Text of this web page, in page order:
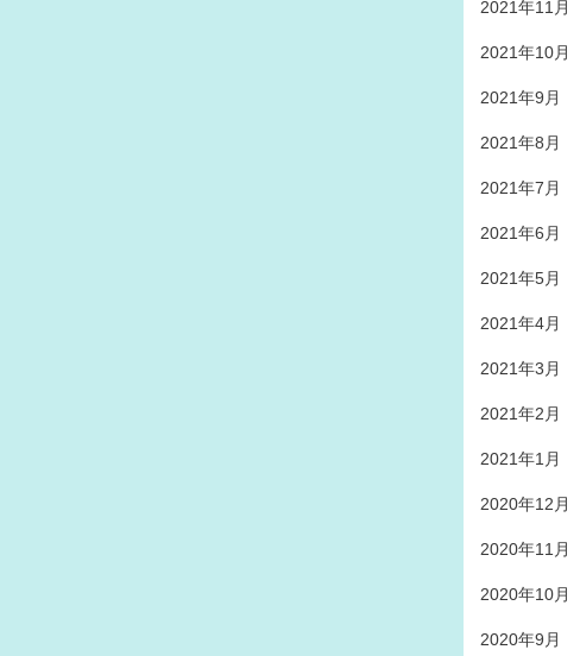
2021年11月
2021年10月
2021年9月
2021年8月
2021年7月
2021年6月
2021年5月
2021年4月
2021年3月
2021年2月
2021年1月
2020年12月
2020年11月
2020年10月
2020年9月